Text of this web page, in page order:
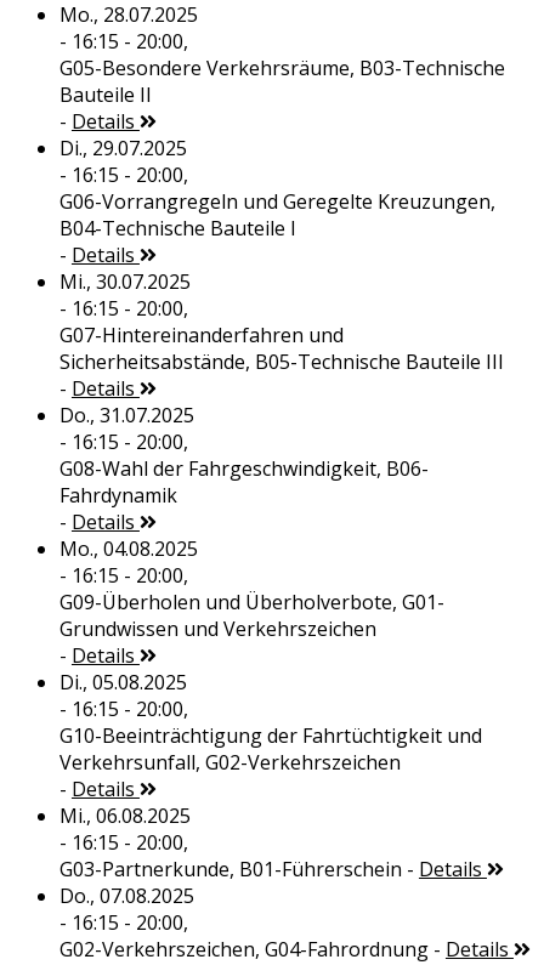
Mo., 28.07.2025
- 16:15 - 20:00,
G05-Besondere Verkehrsräume, B03-Technische
Bauteile II
- Details
Di., 29.07.2025
- 16:15 - 20:00,
G06-Vorrangregeln und Geregelte Kreuzungen,
B04-Technische Bauteile I
- Details
Mi., 30.07.2025
- 16:15 - 20:00,
G07-Hintereinanderfahren und
Sicherheitsabstände, B05-Technische Bauteile III
- Details
Do., 31.07.2025
- 16:15 - 20:00,
G08-Wahl der Fahrgeschwindigkeit, B06-
Fahrdynamik
- Details
Mo., 04.08.2025
- 16:15 - 20:00,
G09-Überholen und Überholverbote, G01-
Grundwissen und Verkehrszeichen
- Details
Di., 05.08.2025
- 16:15 - 20:00,
G10-Beeinträchtigung der Fahrtüchtigkeit und
Verkehrsunfall, G02-Verkehrszeichen
- Details
Mi., 06.08.2025
- 16:15 - 20:00,
G03-Partnerkunde, B01-Führerschein - Details
Do., 07.08.2025
- 16:15 - 20:00,
G02-Verkehrszeichen, G04-Fahrordnung- Details